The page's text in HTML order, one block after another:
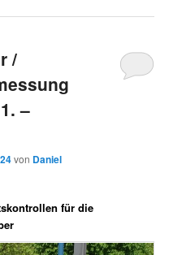
/
–
von Daniel
für die